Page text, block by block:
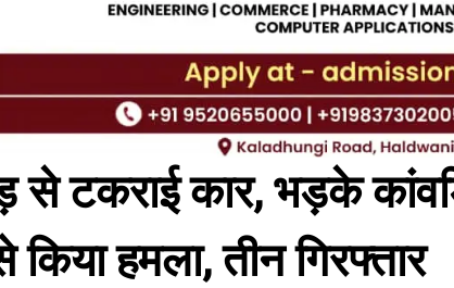
से टकराई कार, भड़के
हमला, तीन गिरफ्तार